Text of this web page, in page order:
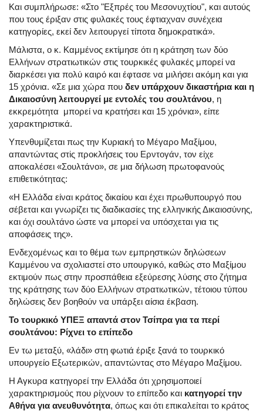
Και συμπλήρωσε: «Στο "Εξπρές του Μεσονυχτίου", και αυτούς
που τους έριξαν στις φυλακές τους έφτιαχναν συνέχεια
κατηγορίες, εκεί δεν λειτουργεί τίποτα δημοκρατικά».
Μάλιστα, ο κ. Καμμένος εκτίμησε ότι η κράτηση των δύο
Ελλήνων στρατιωτικών στις τουρκικές φυλακές μπορεί να
διαρκέσει για πολύ καιρό και έφτασε να μιλήσει ακόμη και για
15 χρόνια. «Σε μια χώρα που δεν υπάρχουν δικαστήρια και η
Δικαιοσύνη λειτουργεί με εντολές του σουλτάνου, η
εκκρεμότητα μπορεί να κρατήσει και 15 χρόνια», είπε
χαρακτηριστικά.
Υπενθυμίζεται πως την Κυριακή το Μέγαρο Μαξίμου,
απαντώντας στiς προκλήσεις του Ερντογάν, τον είχε
αποκαλέσει «Σουλτάνο», σε μια δήλωση πρωτοφανούς
επιθετικότητας:
«Η Ελλάδα είναι κράτος δικαίου και έχει πρωθυπουργό που
σέβεται και γνωρίζει τις διαδικασίες της ελληνικής Δικαιοσύνης,
και όχι σουλτάνο ώστε να μπορεί να υπόσχεται για τις
αποφάσεις της».
Ενδεχομένως και το θέμα των εμπρηστικών δηλώσεων
Καμμένου να σχολιαστεί στο υπουργικό, καθώς στο Μαξίμου
εκτιμούν πως στην προσπάθεια εξεύρεσης λύσης στο ζήτημα
της κράτησης των δύο Ελλήνων στρατιωτικών, τέτοιου τύπου
δηλώσεις δεν βοηθούν να υπάρξει αίσια έκβαση.
Το τουρκικό ΥΠΕΞ απαντά στον Τσίπρα για τα περί
σουλτάνου: Ρίχνει το επίπεδο
Εν τω μεταξύ, «λάδι» στη φωτιά έριξε ξανά το τουρκικό
υπουργείο Εξωτερικών, απαντώντας στο Μέγαρο Μαξίμου.
Η Αγκυρα κατηγορεί την Ελλάδα ότι χρησιμοποιεί
χαρακτηρισμούς που ρίχνουν το επίπεδο και κατηγορεί την
Αθήνα για ανευθυνότητα, όπως και ότι επικαλείται το κράτος